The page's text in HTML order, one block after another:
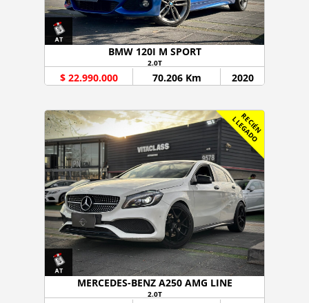
BMW 120I M SPORT
2.0T
$ 22.990.000 70.206 Km 2020
R
E
C
I
É
N
L
L
E
G
A
D
O
MERCEDES-BENZ A250 AMG LINE
2.0T